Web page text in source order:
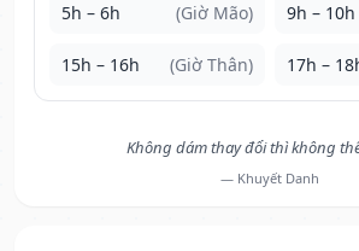
5h – 6h (Giờ Mão) 9h – 10h
15h – 16h (Giờ Thân) 17h –
Không dám thay đổi thì không
— Khuyết Danh